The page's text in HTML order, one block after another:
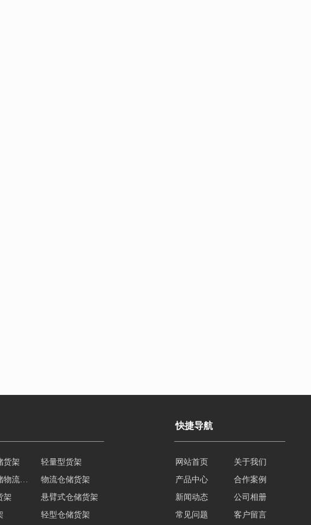
物流仓储货架
架
悬臂式仓储货架
轻型仓储货架
制 广州重型货架
快捷导航
网站首页
关于我们
产品中心
合作案例
新闻动态
公司相册
常见问题
客户留言